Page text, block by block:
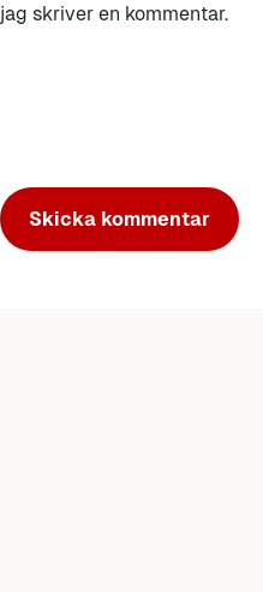
jag skriver en kommentar.